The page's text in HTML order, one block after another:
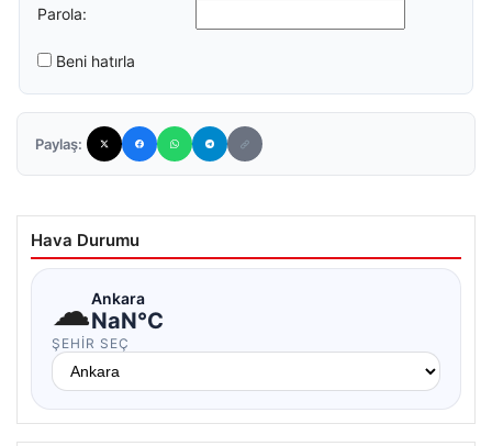
Parola:
Beni hatırla
Paylaş:
Hava Durumu
☁Ankara
NaN°C
ŞEHIR SEÇ